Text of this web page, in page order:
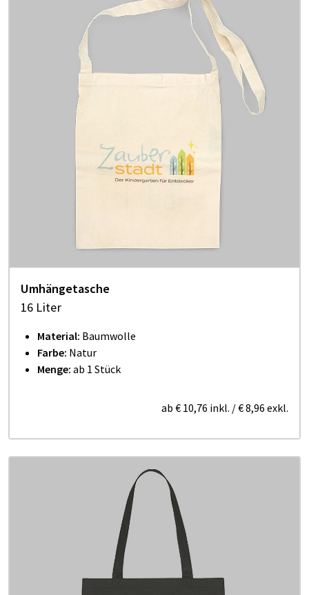
Umhängetasche
16 Liter
Material: Baumwolle
Farbe: Natur
Menge: ab 1 Stück
ab € 10,76 inkl. /€ 8,96 exkl.